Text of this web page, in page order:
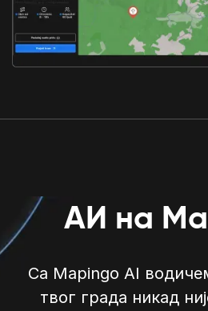
АИ на
Са Mapingo AI
твог града никад